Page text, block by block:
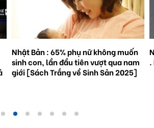
Natto trở thành hiện tượng toàn cầu
. Bối cảnh và triển vọng tương lai.